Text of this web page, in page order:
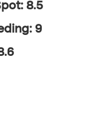
8.5
9